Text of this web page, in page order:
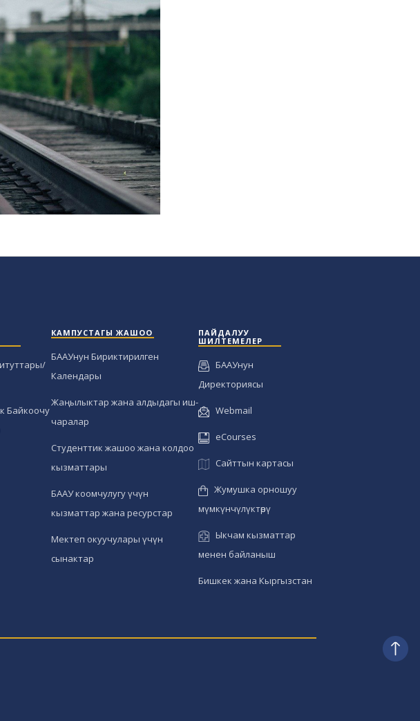
Байкоочу
КАМПУСТАГЫ ЖАШОО
БААУнун Бириктирилген
Календары
Жаңылыктар жана алдыдагы иш-
чаралар
Студенттик жашоо жана колдоо
кызматтары
БААУ коомчулугу үчүн
кызматтар жана ресурстар
Мектеп окуучулары үчүн
сынактар
ПАЙДАЛУУ
ШИЛТЕМЕЛЕР
БААУнун
Директориясы
Webmail
eCourses
Сайттын картасы
Жумушка орношуу
мүмкүнчүлүктөрү
Ыкчам кызматтар
менен байланыш
Бишкек жана Кыргызстан